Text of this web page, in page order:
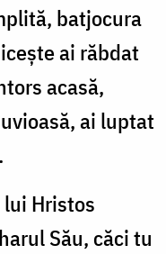
batjocura
ai răbdat
acasă,
ai luptat
Hristos
Său, căci tu